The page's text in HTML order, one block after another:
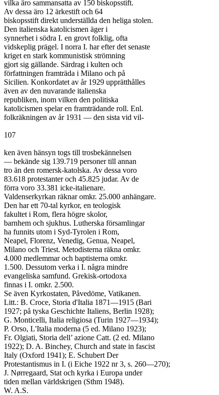
vilka äro sammansatta av 150 biskopsstift.
Av dessa äro 12 ärkestift och 64
biskopsstift direkt underställda den heliga stolen.
Den italienska katolicismen äger i
synnerhet i södra I. en grovt folklig, ofta
vidskeplig prägel. I norra I. har efter det senaste
kriget en stark kommunistisk strömning
gjort sig gällande. Särdrag i kulten och
författningen framträda i Milano och på
Sicilien. Konkordatet av år 1929 upprätthålles
även av den nuvarande italienska
republiken, inom vilken den politiska
katolicismen spelar en framträdande roll. Enl.
folkräkningen av år 1931 — den sista vid vil-
107
ken även hänsyn togs till trosbekännelsen
— bekände sig 139.719 personer till annan
tro än den romersk-katolska. Av dessa voro
83.618 protestanter och 45.825 judar. Av de
förra voro 33.381 icke-italienare.
Valdenserkyrkan räknar omkr. 25.000 anhängare.
Den har ett 70-tal kyrkor, en teologisk
fakultet i Rom, flera högre skolor,
barnhem och sjukhus. Lutherska församlingar
ha funnits utom i Syd-Tyrolen i Rom,
Neapel, Florenz, Venedig, Genua, Neapel,
Milano och Triest. Metodisterna räkna omkr.
4.000 medlemmar och baptisterna omkr.
1.500. Dessutom verka i I. några mindre
evangeliska samfund. Grekisk-ortodoxa
finnas i I. omkr. 2.500.
Se även Kyrkostaten, Påvedöme, Vatikanen.
Litt.: B. Croce, Storia d'Italia 1871—1915 (Bari
1927; på tyska Geschichte Italiens, Berlin 1928);
G. Monticelli, Italia religiosa (Turin 1927—1934);
P. Orso, L'Italia moderna (5 ed. Milano 1923);
Fr. Olgiati, Storia dell’ azione Catt. (2 ed. Milano
1922); D. A. Binchey, Church and state in fascist
Italy (Oxford 1941); E. Schubert Der
Protestantismus in I. (i Eiche 1922 nr 3, s. 260—270);
J. Nørregaard, Stat och kyrka i Europa under
tiden mellan världskrigen (Sthm 1948).
W. A.S.